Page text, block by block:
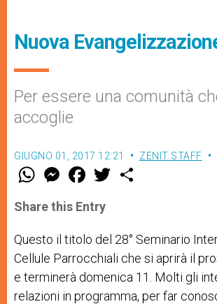
Nuova
Per essere una comunità
accoglie
GIUGNO 01, 2017 12:21 ZENIT STAFF
W
t
s
p
p
M
e
s
e
g
e
r
F
a
e
b
o
k
w
r
Share this Entry
Questo il titolo del 28° Seminario
Cellule Parrocchiali che si aprirà il
e terminerà domenica 11. Molti gli
relazioni in programma, per far